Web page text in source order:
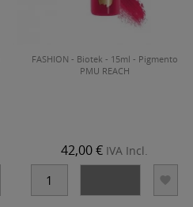
FASHION - Biotek - 15ml - Pigmento
PMU REACH
42,00 € IVA Incl.
